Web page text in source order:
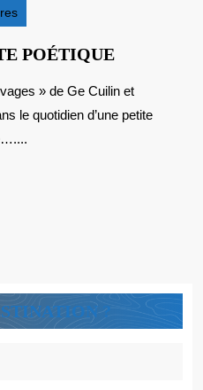
POÉTIQUECHINE
UN
CONTE
le quotidien d’une petite
?